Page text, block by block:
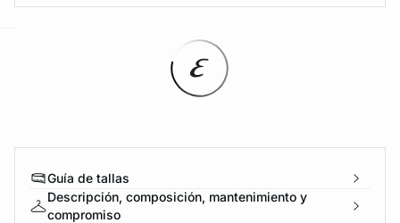
Guía de tallas
Descripción, composición, mantenimiento y
compromiso